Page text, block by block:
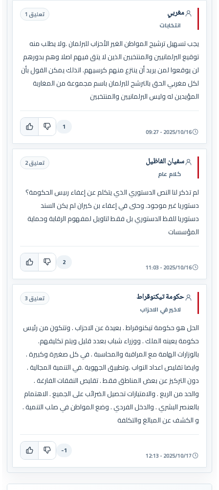
مغربي
انتخابات
تعليق 1
يجب تسهيل ترشيح المواطن الغير الأحزاب للبرلمان .ولا يطلب منه
توقيع البرلمانيين والمنتخبين الذين لا يتق فيهم اصلا وهم بدورهم
لن يوقعوا لمن يريد أن ينتزع منهم كرسيهم. اتذلك يمكن القول بأن
لكل مغربي الحق بالترشح للبرلمان باسم مجموعة من المغاربة
المؤيدين له وليس البرلمانيين والمنتخبين
2025/10/16 - 09:27
1
سفيان الفاظيل
كلام عام
تعليق 2
لم تذكر لنا النص الدستوري الذي يتكلم عن إعفاء رىيس الحكومة؟
دستوريا غير موجود. وحتى في إعفاء بن كيران لم يكن السند
دستوريا للفظ الدستوري بل فقط لتاويل لمفهوم الرقابة وحماية
المؤسسات
2025/10/16 - 11:03
2
حكومة تيكنوقراط
لاخير في الاحزاب
تعليق 3
الحل هو حكومة تيكنوقراط . بعيدة عن الاحزاب . وتتكون من رئيس
حكومة يعينه الملك . ووزراء شباب بعدد قليل ويتم تكليفهم.
بالوزارات الهامة مع المراقبة والمحاسبة . في كل صغيرة وكبيرة .
وايضا تقليص اعداد النواب .وتطبيق الجهوية .في التنمية المجالية .
دون التركيز عن بعض المناطق فقط . تقليص النفقات الفارغة .
والحد من الريع . والامتيازات تحصيل الضرائب على الجميع . الاهتمام
بالعنصر البشري . والدخل الفردي . وضع المواطن في صلب التنمية .
و الكشف عن المبالغ والتكلفة
2025/10/17 - 12:13
-1